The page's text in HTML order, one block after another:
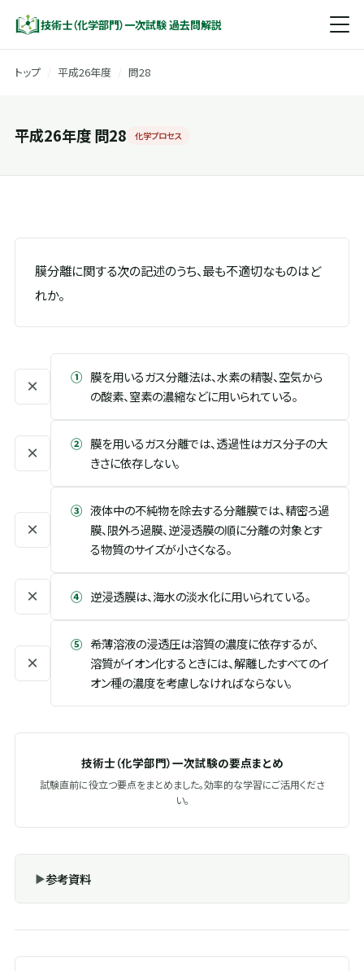
技術士（化学部門）一次試験 過去問解説
トップ 平成26年度 問28
平成26年度 問28 化学プロセス
膜分離に関する次の記述のうち、最も不適切なものはど
れか。
× ① 膜を用いるガス分離法は、水素の精製、空気から
の酸素、窒素の濃縮などに用いられている。
× ② 膜を用いるガス分離では、透過性はガス分子の大
きさに依存しない。
×
③ 液体中の不純物を除去する分離膜では、精密ろ過
膜、限外ろ過膜、逆浸透膜の順に分離の対象とす
る物質のサイズが小さくなる。
× ④ 逆浸透膜は、海水の淡水化に用いられている。
×
⑤ 希薄溶液の浸透圧は溶質の濃度に依存するが、
溶質がイオン化するときには、解離したすべてのイ
オン種の濃度を考慮しなければならない。
技術士（化学部門）一次試験の要点まとめ
試験直前に役立つ要点をまとめました。効率的な学習にご活用くださ
い。
参考資料